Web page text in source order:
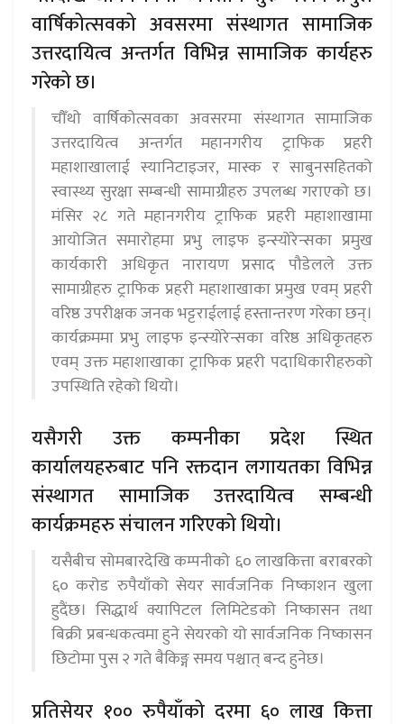
वार्षिकोत्सवको अवसरमा संस्थागत सामाजिक
उत्तरदायित्व अन्तर्गत विभिन्न सामाजिक कार्यहरु
गरेको छ।
चौँथो वार्षिकोत्सवका अवसरमा संस्थागत सामाजिक
उत्तरदायित्व अन्तर्गत महानगरीय ट्राफिक प्रहरी
महाशाखालाई स्यानिटाइजर, मास्क र साबुनसहितको
स्वास्थ्य सुरक्षा सम्बन्धी सामाग्रीहरु उपलब्ध गराएको छ।
मंसिर २८ गते महानगरीय ट्राफिक प्रहरी महाशाखामा
आयोजित समारोहमा प्रभु लाइफ इन्स्योरेन्सका प्रमुख
कार्यकारी अधिकृत नारायण प्रसाद पौडेलले उक्त
सामाग्रीहरु ट्राफिक प्रहरी महाशाखाका प्रमुख एवम् प्रहरी
वरिष्ठ उपरीक्षक जनक भट्टराईलाई हस्तान्तरण गरेका छन्।
कार्यक्रममा प्रभु लाइफ इन्स्योरेन्सका वरिष्ठ अधिकृतहरु
एवम् उक्त महाशाखाका ट्राफिक प्रहरी पदाधिकारीहरुको
उपस्थिति रहेको थियो।
यसैगरी उक्त कम्पनीका प्रदेश स्थित
कार्यालयहरुबाट पनि रक्तदान लगायतका विभिन्न
संस्थागत सामाजिक उत्तरदायित्व सम्बन्धी
कार्यक्रमहरु संचालन गरिएको थियो।
यसैबीच सोमबारदेखि कम्पनीको ६० लाखकित्ता बराबरको
६० करोड रुपैयाँको सेयर सार्वजनिक निष्काशन खुला
हुदैंछ। सिद्धार्थ क्यापिटल लिमिटेडको निष्कासन तथा
बिक्री प्रबन्धकत्वमा हुने सेयरको यो सार्वजनिक निष्कासन
छिटोमा पुस २ गते बैकिङ्ग समय पश्चात् बन्द हुनेछ।
प्रतिसेयर १०० रुपैयाँको दरमा ६० लाख कित्ता